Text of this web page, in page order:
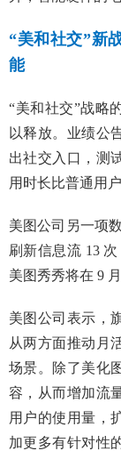
“美和社交”新
能
“美和社交”战略
以释放。业绩公
出社交入口，测
用时长比普通用
美图公司另一项
刷新信息流 13
美图秀秀将在 9
美图公司表示，
从两方面推动月
场景。除了美化
容，从而增加流
用户的使用量，
加更多有针对性